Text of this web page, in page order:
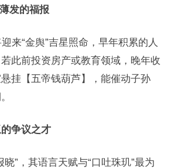
发的福报
来“金舆”吉星照命，早年积累的人
此前投资房产或教育领域，晚年收
挂【五帝钱葫芦】，能催动子孙
争议之才
晓”，其语言天赋与“口吐珠玑”最为